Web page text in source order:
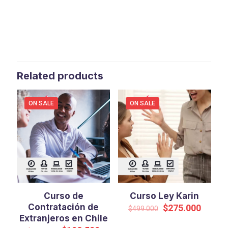
Related products
ON SALE
Curso de
Contratación de
Extranjeros en Chile
ON SALE
Curso Ley Karin
$499.000 Original
$275.000